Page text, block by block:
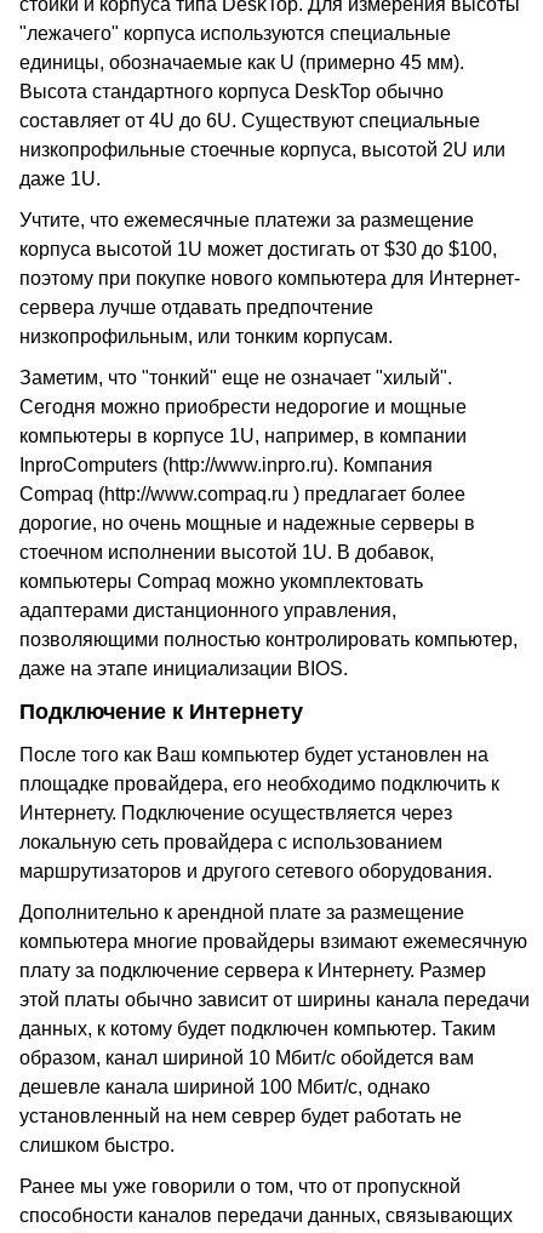
стойки и корпуса типа DeskTop. Для измерения высоты
"лежачего" корпуса используются специальные
единицы, обозначаемые как U (примерно 45 мм).
Высота стандартного корпуса DeskTop обычно
составляет от 4U до 6U. Существуют специальные
низкопрофильные стоечные корпуса, высотой 2U или
даже 1U.
Учтите, что ежемесячные платежи за размещение
корпуса высотой 1U может достигать от $30 до $100,
поэтому при покупке нового компьютера для Интернет-
сервера лучше отдавать предпочтение
низкопрофильным, или тонким корпусам.
Заметим, что "тонкий" еще не означает "хилый".
Сегодня можно приобрести недорогие и мощные
компьютеры в корпусе 1U, например, в компании
InproComputers (http://www.inpro.ru). Компания
Compaq (http://www.compaq.ru ) предлагает более
дорогие, но очень мощные и надежные серверы в
стоечном исполнении высотой 1U. В добавок,
компьютеры Compaq можно укомплектовать
адаптерами дистанционного управления,
позволяющими полностью контролировать компьютер,
даже на этапе инициализации BIOS.
Подключение к Интернету
После того как Ваш компьютер будет установлен на
площадке провайдера, его необходимо подключить к
Интернету. Подключение осуществляется через
локальную сеть провайдера с использованием
маршрутизаторов и другого сетевого оборудования.
Дополнительно к арендной плате за размещение
компьютера многие провайдеры взимают ежемесячную
плату за подключение сервера к Интернету. Размер
этой платы обычно зависит от ширины канала передачи
данных, к котому будет подключен компьютер. Таким
образом, канал шириной 10 Мбит/с обойдется вам
дешевле канала шириной 100 Мбит/с, однако
установленный на нем севрер будет работать не
слишком быстро.
Ранее мы уже говорили о том, что от пропускной
способности каналов передачи данных, связывающих